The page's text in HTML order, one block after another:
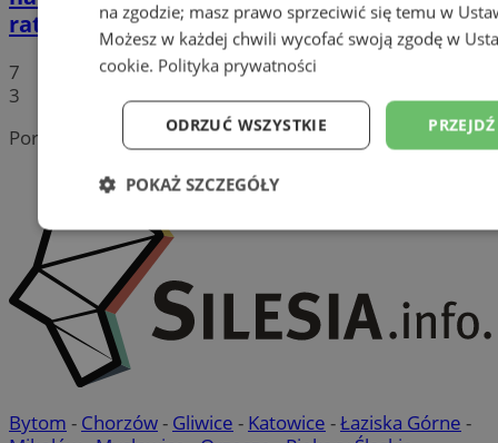
ratowników
7
3
Portal należy do sieci
Bytom - Chorzów- Gliwice - Katowice -Łaziska Górne -
na zgodzie; masz prawo sprzeciwić się temu w
Możesz w każdej chwili wycofać swoją zgodę w
cookie. Polityka prywatności
ODRZUĆ WSZYSTKIE
POKAŻ SZCZEGÓŁY
Niezbędne Wydajność Targetowanie
Niesklasyfikowane